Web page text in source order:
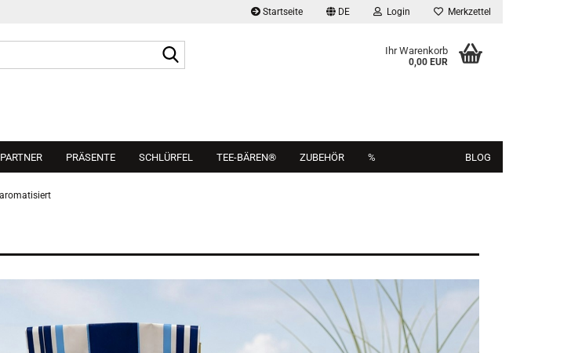
Startseite DE Login Merkzettel
Ihr Warenkorb
0,00 EUR
PARTNER PRÄSENTE SCHLÜRFEL TEE-BÄREN® ZUBEHÖR % BLOG